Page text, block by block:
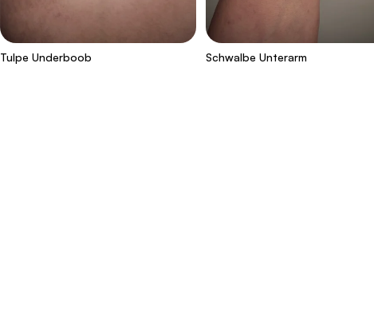
Tulpe Underboob Schwalbe Unterarm